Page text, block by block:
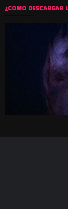
¿COMO DESCARGAR